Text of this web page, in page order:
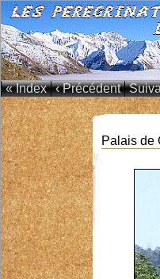
« Index ‹ Précédent
Palais de